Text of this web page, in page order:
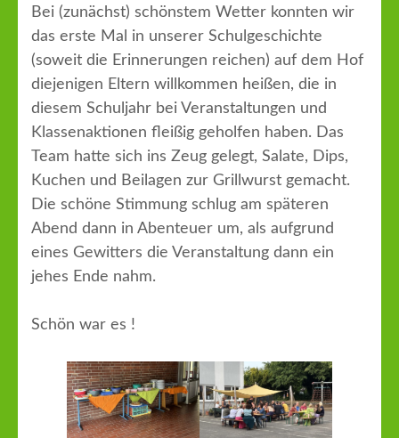
Bei (zunächst) schönstem Wetter konnten wir
das erste Mal in unserer Schulgeschichte
(soweit die Erinnerungen reichen) auf dem Hof
diejenigen Eltern willkommen heißen, die in
diesem Schuljahr bei Veranstaltungen und
Klassenaktionen fleißig geholfen haben. Das
Team hatte sich ins Zeug gelegt, Salate, Dips,
Kuchen und Beilagen zur Grillwurst gemacht.
Die schöne Stimmung schlug am späteren
Abend dann in Abenteuer um, als aufgrund
eines Gewitters die Veranstaltung dann ein
jehes Ende nahm.
Schön war es !